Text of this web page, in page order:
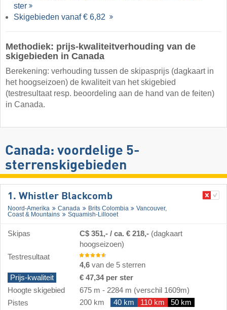
ster
Skigebieden vanaf € 6,82
Methodiek: prijs-kwaliteitverhouding van de
skigebieden in Canada
Berekening: verhouding tussen de skipasprijs (dagkaart in
het hoogseizoen) de kwaliteit van het skigebied
(testresultaat resp. beoordeling aan de hand van de feiten)
in Canada.
Canada: voordelige 5-
sterrenskigebieden
1. Whistler Blackcomb
Noord-Amerika Canada Brits Colombia
Vancouver,
Coast & Mountains
Squamish-Lillooet
Skipas C$ 351,- / ca. € 218,- (dagkaart
hoogseizoen)
Testresultaat
4,6 van de 5 sterren
Prijs-kwaliteit
€ 47,34 per ster
Hoogte skigebied
675 m - 2284 m (verschil 1609m)
Pistes
200 km 40 km 110 km
50 km